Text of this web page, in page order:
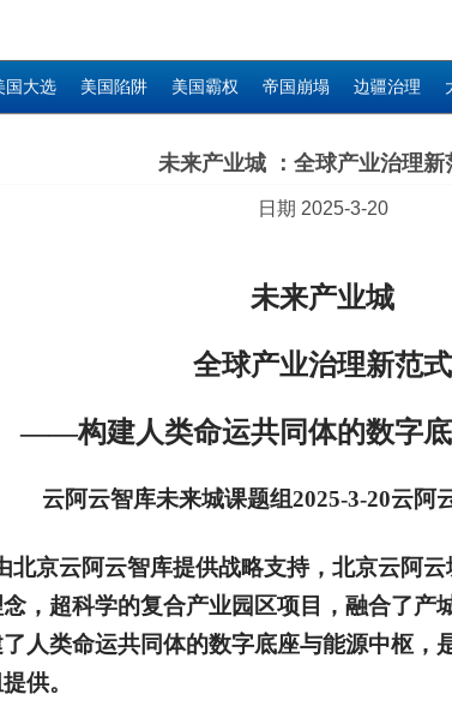
国大选 美国陷阱 美国霸权 帝国崩塌 边疆治理
未来产业城 ：全球产业治理新
日期 2025-3-20
未来产业城
全球产业治理新范式
——构建人类命运共同体的数字
云阿云智库未来城课题组2025-3-20云阿
北京云阿云智库提供战略支持，北京云阿
，超科学的复合产业园区项目，融合了产
人类命运共同体的数字底座与能源中枢，
供。